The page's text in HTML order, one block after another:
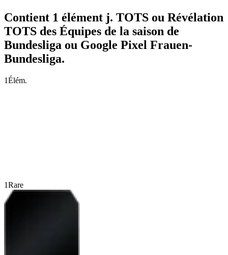
Contient 1 élément j. TOTS ou Révélation
TOTS des Équipes de la saison de
Bundesliga ou Google Pixel Frauen-
Bundesliga.
1Élém.
1Rare